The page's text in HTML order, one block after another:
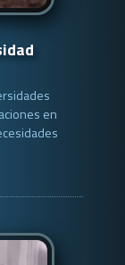
en